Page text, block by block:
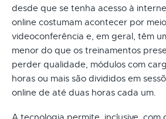
desde que se tenha acesso à
online costumam acontecer por
videoconferência e, em geral, têm
menor do que os treinamentos
perder qualidade, módulos com
horas ou mais são divididos em
online de até duas horas cada um.